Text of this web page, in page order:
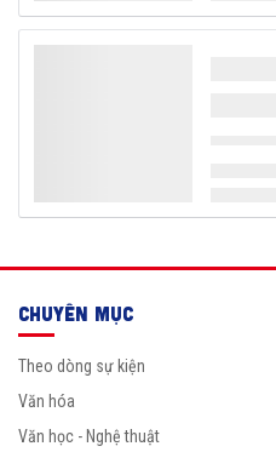
CHUYÊN MỤC
Theo dòng sự kiện
Văn hóa
Văn học - Nghệ thuật